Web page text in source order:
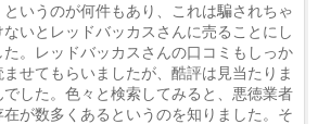
というのが何件もあり、これは騙されちゃ
ないとレッドバッカスさんに売ることにし
た。レッドバッカスさんの口コミもしっか
ませてもらいましたが、酷評は見当たりま
でした。色々と検索してみると、悪徳業者
在が数多くあるというのを知りました。そ